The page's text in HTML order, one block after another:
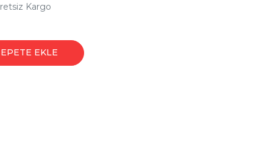
Kargo
EKLE